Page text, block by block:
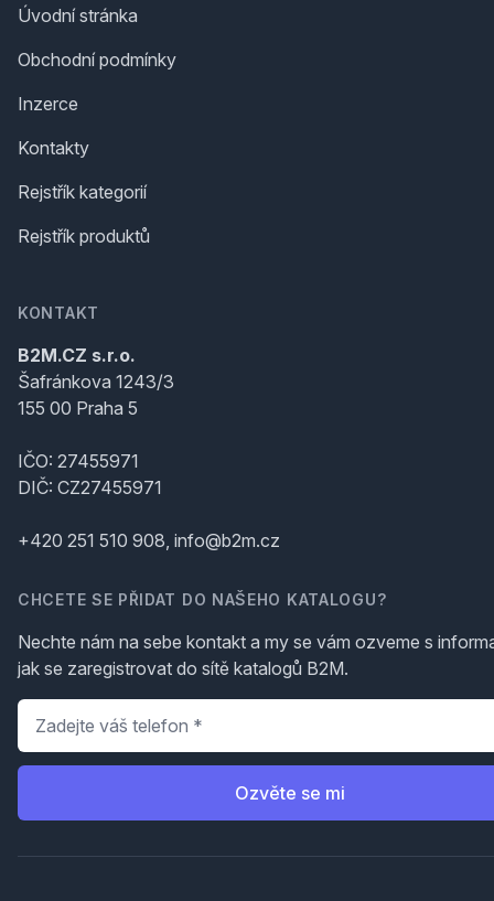
Úvodní stránka
Obchodní podmínky
Inzerce
Kontakty
Rejstřík kategorií
Rejstřík produktů
KONTAKT
B2M.CZ s.r.o.
Šafránkova 1243/3
155 00 Praha 5
IČO: 27455971
DIČ: CZ27455971
+420 251 510 908, info@b2m.cz
CHCETE SE PŘIDAT DO NAŠEHO KATALOGU?
Nechte nám na sebe kontakt a my se vám ozveme s
jak se zaregistrovat do sítě katalogů B2M.
Telefon
Ozvěte se mi